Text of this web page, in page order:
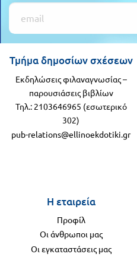
Η εταιρεία
Προφίλ
Οι άνθρωποι μας
Οι εγκαταστάσεις μας
Τμήμα δημοσίων σχέσεων
Εκδηλώσεις φιλαναγνωσίας –
παρουσιάσεις βιβλίων
Τηλ.: 2103646965 (εσωτερικό
302)
pub-relations@ellinoekdotiki.gr